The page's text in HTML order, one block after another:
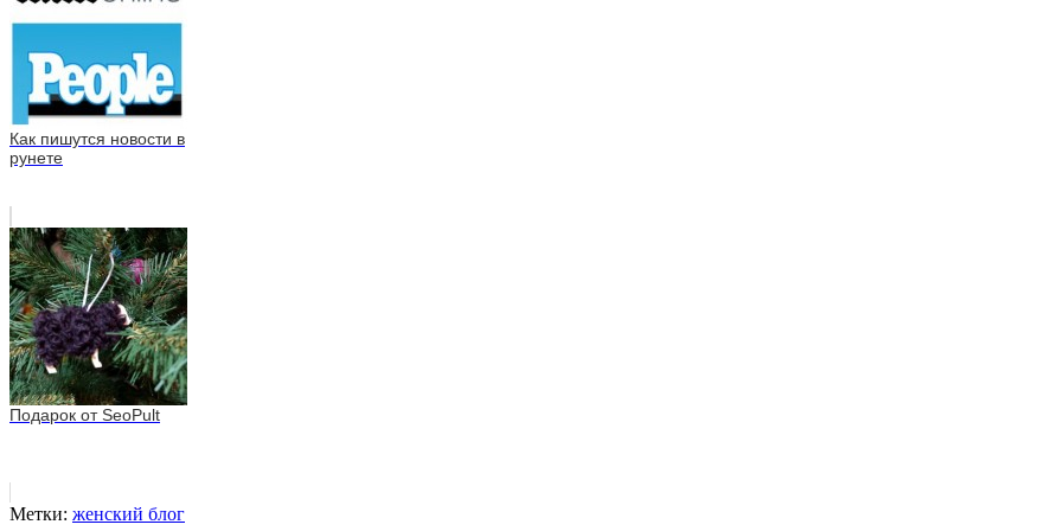
Как пишутся новости в
рунете
Подарок от SeoPult
Метки: женский блог